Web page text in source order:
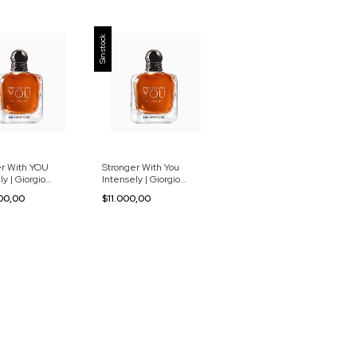
With YOU
| Giorgio
Sin stock
Stronger With You
Intensely | Giorgio
$11.000,00